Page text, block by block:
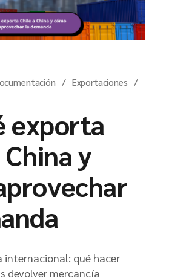
Exportaciones
exporta
y
internacional: qué hacer
devolver mercancía